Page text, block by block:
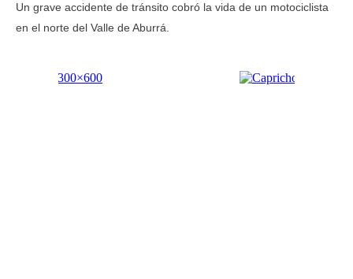
Un grave accidente de tránsito cobró la vida de un motociclista
en el norte del Valle de Aburrá.